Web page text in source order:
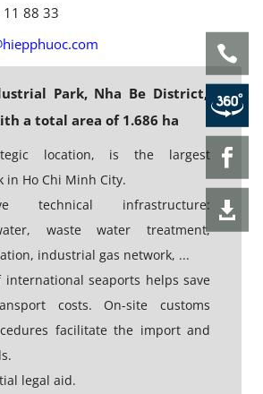
11 88 33
Park, Nha Be District, Ho
a total area of 1.686 ha
location, is the largest
Ho Chi Minh City.
technical infrastructure:
waste water treatment,
industrial gas network, ...
international seaports helps save
costs. On-site customs
facilitate the import and
legal aid.